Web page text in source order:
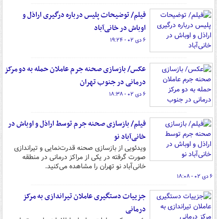
فیلم/ توضیحات پلیس درباره درگیری اراذل و
اوباش در خانی‌آباد
۶ دی ۰۲ - ۱۹:۲۴
عکس/ بازسازی صحنه جرم عاملان حمله به دو مرکز
درمانی در جنوب تهران
۶ دی ۰۲ - ۱۸:۳۸
فیلم/ بازسازی صحنه جرم توسط اراذل و اوباش در
خانی‌آباد نو
ویدئویی از بازسازی صحنه قدرت‌نمایی و تیراندازی
صورت گرفته در یکی از مراکز درمانی در منطقه
خانی‌آباد نو تهران را مشاهده می‌کنید.
۶ دی ۰۲ - ۱۸:۰۸
جزییات دستگیری عاملان تیراندازی به مرکز
درمانی